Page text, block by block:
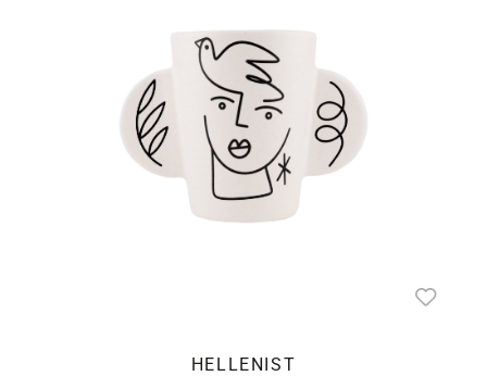
HELLENIST